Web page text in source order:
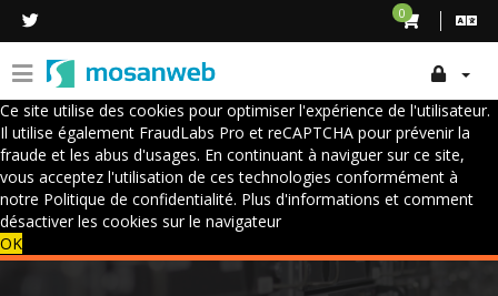
Ce site utilise des cookies pour optimiser l'expérience de l'utilisateur.
Il utilise également FraudLabs Pro et reCAPTCHA pour prévenir la
fraude et les abus d'usages. En continuant à naviguer sur ce site,
vous acceptez l'utilisation de ces technologies conformément à
notre Politique de confidentialité. Plus d'informations et comment
désactiver les cookies sur le navigateur
OK
0